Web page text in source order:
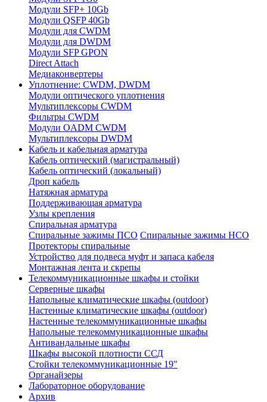
Модули SFP+ 10Gb
Модули QSFP 40Gb
Модули для CWDM
Модули для DWDM
Модули SFP GPON
Direct Attach
Медиаконвертеры
Уплотнение: CWDM, DWDM
Модули оптического уплотнения
Мультиплексоры CWDM
Фильтры CWDM
Модули OADM CWDM
Мультиплексоры DWDM
Кабель и кабельная арматура
Кабель оптический (магистральный)
Кабель оптический (локальный)
Дроп кабель
Натяжная арматура
Поддерживающая арматура
Узлы крепления
Спиральная арматура
Спиральные зажимы ПСО Спиральные зажимы НСО
Протекторы спиральные
Устройство для подвеса муфт и запаса кабеля
Монтажная лента и скрепы
Телекоммуникационные шкафы и стойки
Серверные шкафы
Напольные климатические шкафы (outdoor)
Настенные климатические шкафы (outdoor)
Настенные телекоммуникационные шкафы
Напольные телекоммуникационные шкафы
Антивандальные шкафы
Шкафы высокой плотности ССД
Стойки телекоммуникационные 19"
Органайзеры
Лабораторное оборудование
Архив